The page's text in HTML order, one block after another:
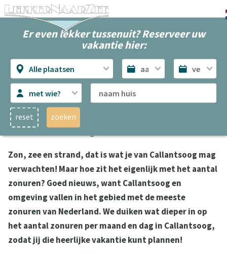
Er even lekker tussenuit? Reserveer uw
vakantie hier:
Alle plaatsen
met wie?
zoeken
reset
Zonuren Callantsoog
Zon, zee en strand, dat is wat je van Callantsoog mag
verwachten! Maar hoe zit het eigenlijk met het aantal
zonuren? Goed nieuws, want Callantsoog en
omgeving vallen in het gebied met de meeste
zonuren van Nederland. We duiken wat dieper in op
het aantal zonuren per maand en dag in Callantsoog,
zodat jij die heerlijke vakantie kunt plannen!